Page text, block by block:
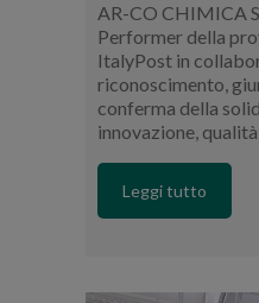
AR-CO CHIMICA
Performer della
ItalyPost in
riconoscimento,
conferma della
innovazione,
Leggi tutto